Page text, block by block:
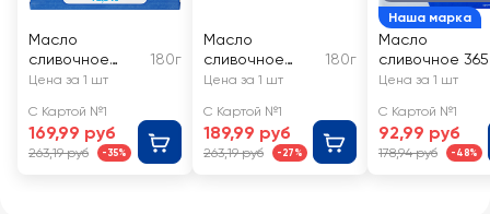
Масло
сливочное
ПРОСТОКВАШИ
змж
180г
Цена за 1 шт
С Картой №1
169,99 руб
263,19 руб -35%
Масло
сливочное
ЭКОМИЛК
сорт, без змж
180г
Цена за 1 шт
С Картой №1
189,99 руб
263,19 руб -27%
Наша марка
Масло
сливочное 365
ДНЕЙ 61,5%, без
Цена за 1 шт
С Картой №1
92,99 руб
178,94 руб -48%